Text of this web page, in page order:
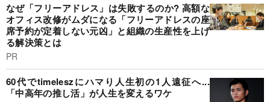
なぜ「フリーアドレス」は失敗するのか? 高額な
オフィス改修がムダになる「フリーアドレスの座
席予約が定着しない元凶」と組織の生産性を上げ
る解決策とは
PR
60代でtimeleszにハマり人生初の1人遠征へ...
「中高年の推し活」が人生を変えるワケ